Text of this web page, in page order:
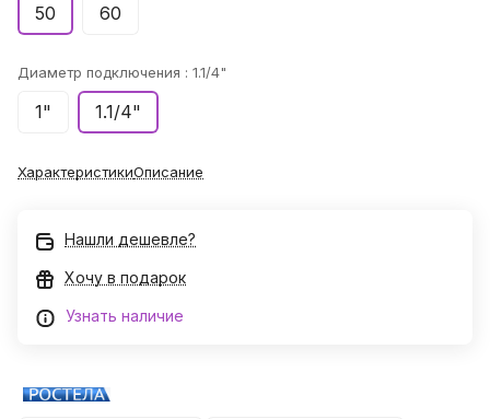
50 60
Диаметр подключения : 1.1/4"
1" 1.1/4"
ХарактеристикиОписание
Нашли дешевле?
Хочу в подарок
Узнать наличие